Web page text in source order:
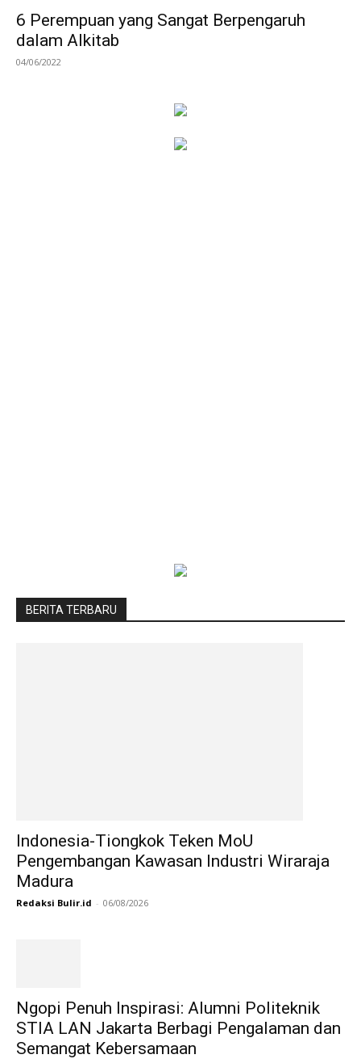
6 Perempuan yang Sangat Berpengaruh
dalam Alkitab
04/06/2022
BERITA TERBARU
Indonesia-Tiongkok Teken MoU
Pengembangan Kawasan Industri Wiraraja
Madura
Redaksi Bulir.id - 06/08/2026
Ngopi Penuh Inspirasi: Alumni Politeknik
STIA LAN Jakarta Berbagi Pengalaman dan
Semangat Kebersamaan